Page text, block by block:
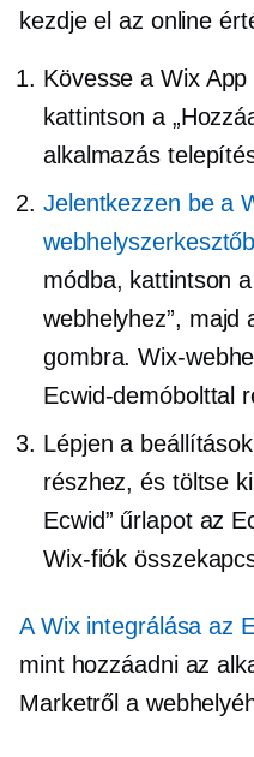
kezdje el az online
Kövesse a Wix
kattintson a
alkalmazás
Jelentkezzen be a
módba, kattintson
webhelyhez”, majd
gombra. Wix-
Ecwid-demóbolttal
Lépjen a
részhez, és töltse
Ecwid” űrlapot az
Wix-fiók
A Wix integrálása az
mint hozzáadni az
Marketről a